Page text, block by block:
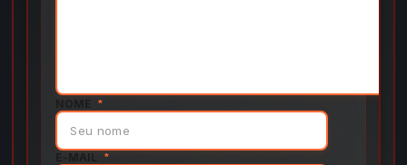
NOME *
E-MAIL *